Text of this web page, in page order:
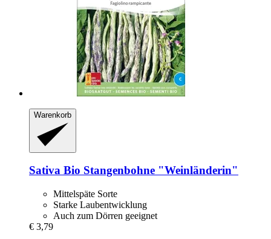
Warenkorb
Sativa Bio Stangenbohne "Weinländerin"
Mittelspäte Sorte
Starke Laubentwicklung
Auch zum Dörren geeignet
€ 3,79